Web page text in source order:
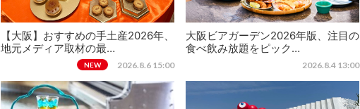
【大阪】おすすめの手土産2026年、
地元メディア取材の最…
NEW 2026.8.6 15:00
大阪ビアガーデン2026年版、注目の
食べ飲み放題をピック…
2026.8.4 13:00